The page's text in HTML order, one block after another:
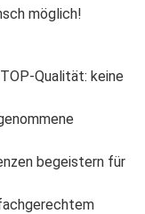
möglich!
Qualität: keine
begeistern für